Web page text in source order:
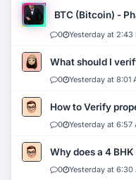
BTC (Bitcoin) -
0 Yesterday at 2:43
What should I
0 Yesterday at 8:01
How to Verify
0 Yesterday at 6:57
Why does a 4
0 Yesterday at 6:30